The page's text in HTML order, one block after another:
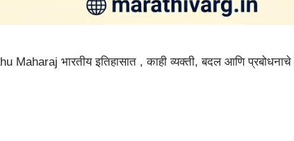
भारतीय इतिहासात , काही व्यक्ती, बदल आणि